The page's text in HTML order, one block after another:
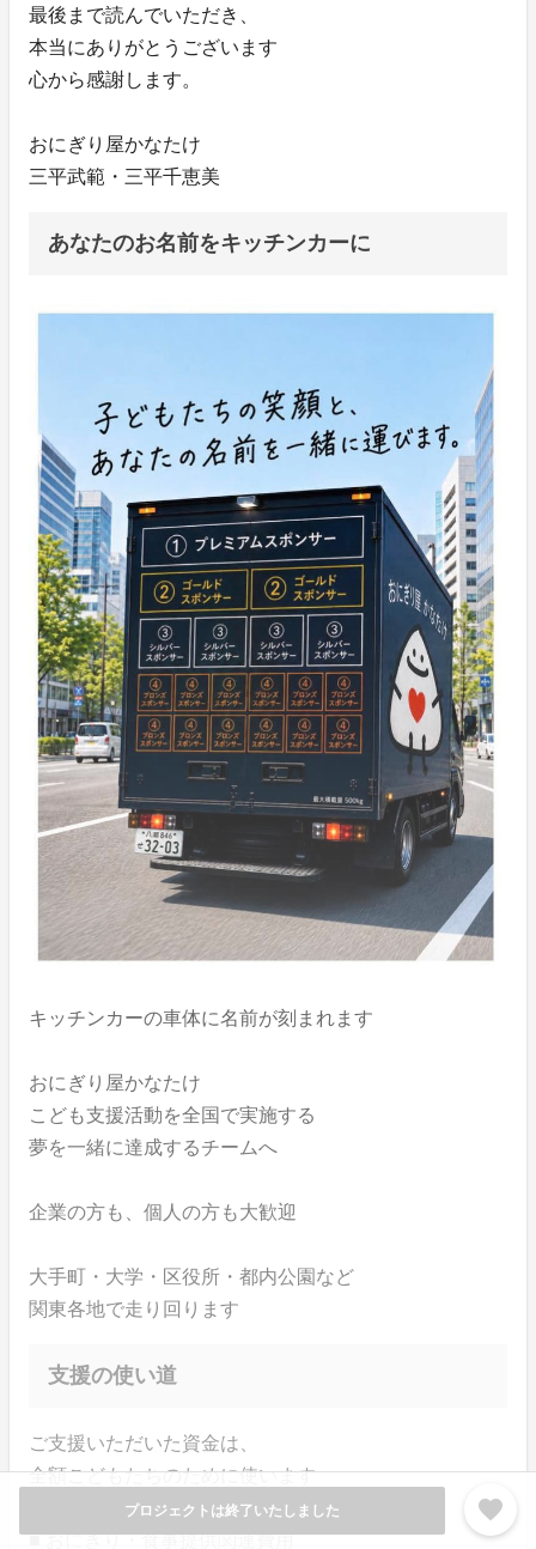
プロジェクトは終了いたしました favorite
最後まで読んでいただき、
本当にありがとうございます
心から感謝します。
おにぎり屋かなたけ
三平武範・三平千恵美
あなたのお名前をキッチンカーに
キッチンカーの車体に名前が刻まれます
おにぎり屋かなたけ
こども支援活動を全国で実施する
夢を一緒に達成するチームへ
企業の方も、個人の方も大歓迎
大手町・大学・区役所・都内公園など
関東各地で走り回ります
支援の使い道
ご支援いただいた資金は、
全額こどもたちのために使います
■ おにぎり・食事提供関連費用